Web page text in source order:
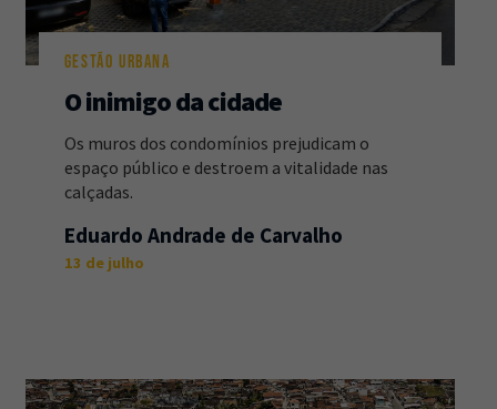
GESTÃO URBANA
O inimigo da cidade
Os muros dos condomínios prejudicam o
espaço público e destroem a vitalidade nas
calçadas.
Eduardo Andrade de Carvalho
13 de julho